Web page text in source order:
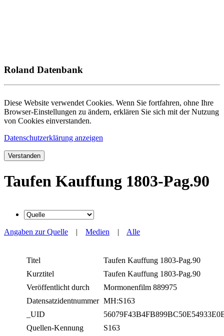
Roland Datenbank
Diese Website verwendet Cookies. Wenn Sie fortfahren, ohne Ihre
Browser-Einstellungen zu ändern, erklären Sie sich mit der Nutzung
von Cookies einverstanden.
Datenschutzerklärung anzeigen
Verstanden
Taufen Kauffung 1803-Pag.90
Angaben zur Quelle | Medien | Alle
Titel
Taufen Kauffung 1803-Pag.90
Kurztitel
Taufen Kauffung 1803-Pag.90
Veröffentlicht durch
Mormonenfilm 889975
Datensatzidentnummer MH:S163
_UID
Quellen-Kennung
S163